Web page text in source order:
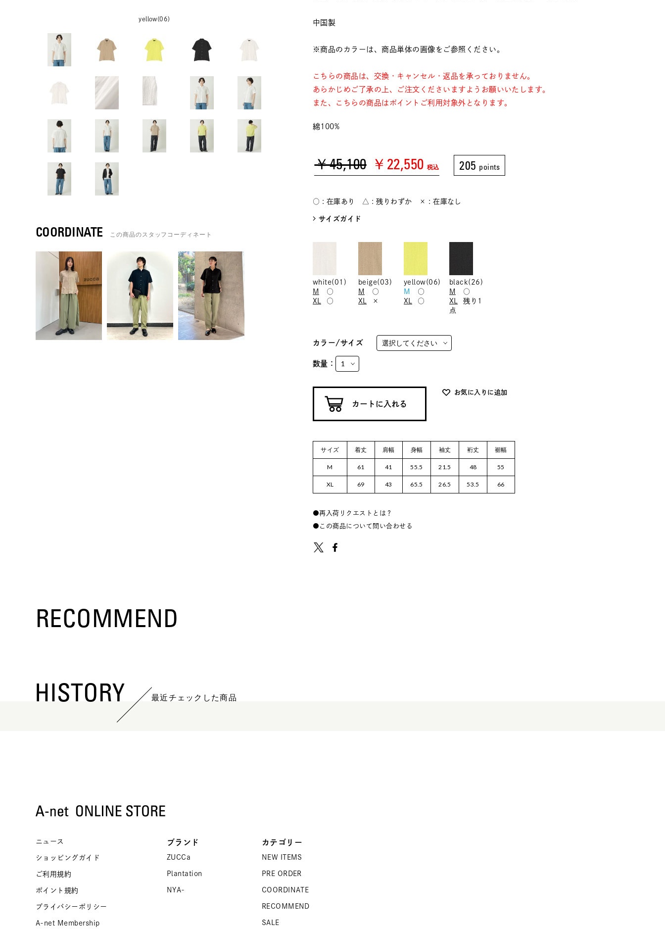
yellow(06)
COORDINATE この商品のスタッフコーディネート
中国製
※商品のカラーは、商品単体の画像をご参照ください。
こちらの商品は、交換・キャンセル・返品を承っておりません。
あらかじめご了承の上、ご注文くださいますようお願いいたします。
また、こちらの商品はポイントご利用対象外となります。
綿100%
￥45,100 ￥22,550 税込 205 points
○ : 在庫あり △ : 残りわずか × : 在庫なし
サイズガイド
white(01)
M
○
XL
○
beige(03)
M
○
XL
×
yellow(06)
M
○
XL
○
black(26)
M
○
XL
残り1
点
カラー/サイズ
数量：
お気に入りに追加
サイズ 着丈 肩幅 身幅 袖丈 裄丈 裾幅
M 61 41 55.5 21.5 48 55
XL 69 43 65.5 26.5 53.5 66
再入荷リクエストとは？
この商品について問い合わせる
RECOMMEND
HISTORY 最近チェックした商品
ニュース
ショッピングガイド
ご利用規約
ポイント規約
プライバシーポリシー
A-net Membership
ブランド
ZUCCa
Plantation
NYA-
カテゴリー
NEW ITEMS
PRE ORDER
COORDINATE
RECOMMEND
SALE